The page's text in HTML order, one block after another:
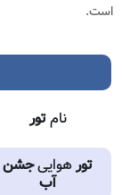
است.
نامتور
تورهواییجشن
آب